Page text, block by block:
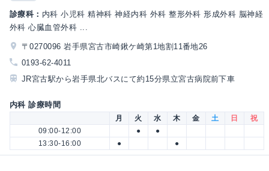
診療科： 内科 小児科 精神科 神経内科 外科 整形外科 形成外科 脳神経
外科 心臓血管外科 ...
〒0270096 岩手県宮古市崎鍬ケ崎第1地割11番地26
0193-62-4011
JR宮古駅から岩手県北バスにて約15分県立宮古病院前下車
内科 診療時間
月 火 水 木 金 土 日
祝
09:00-12:00
●
●
13:30-16:00
● ●